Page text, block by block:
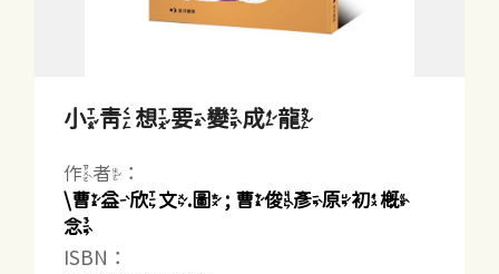
小青想要變成龍
作者：
\曹益欣文.圖 ; 曹俊彥原初概
念
ISBN：